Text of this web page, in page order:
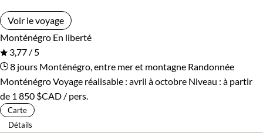
Voir le voyage
Monténégro En liberté
3,77 / 5
8 jours Monténégro, entre mer et montagne Randonnée
MonténégroVoyage réalisable : avril à octobre Niveau : à partir
de 1 850 $CAD / pers.
Carte
Détails